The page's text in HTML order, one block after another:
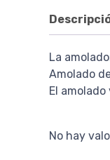
La
Amolado
El
No hay